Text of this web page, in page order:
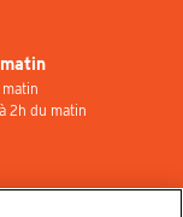
2h du matin